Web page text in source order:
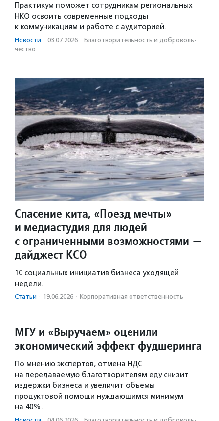
Практикум поможет сотрудникам региональных
НКО освоить современные подходы
к коммуникациям и работе с аудиторией.
Новости · 03.07.2026 · Благотвори­тель­ность и доброволь­
чест­во
Спасение кита, «Поезд мечты»
и медиастудия для людей
с ограниченными возможностями —
дайджест КСО
10 социальных инициатив бизнеса уходящей
недели.
Статьи · 19.06.2026 · Корпоративная ответственность
МГУ и «Выручаем» оценили
экономический эффект фудшеринга
По мнению экспертов, отмена НДС
на передаваемую благотворителям еду снизит
издержки бизнеса и увеличит объемы
продуктовой помощи нуждающимся минимум
на 40%.